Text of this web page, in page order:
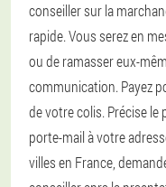
conseiller sur la
rapide. Vous serez en
ou de ramasser eux-
communication. Payez
de votre colis. Précise
porte-mail à votre
villes en France,